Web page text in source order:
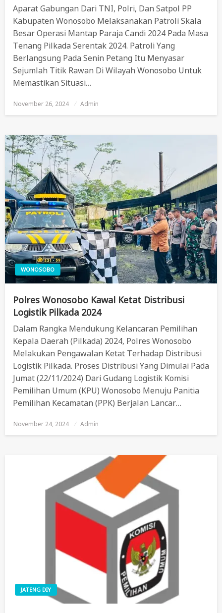
Aparat Gabungan Dari TNI, Polri, Dan Satpol PP
Kabupaten Wonosobo Melaksanakan Patroli Skala
Besar Operasi Mantap Paraja Candi 2024 Pada Masa
Tenang Pilkada Serentak 2024. Patroli Yang
Berlangsung Pada Senin Petang Itu Menyasar
Sejumlah Titik Rawan Di Wilayah Wonosobo Untuk
Memastikan Situasi…
Posted
November 26, 2024 Admin
WONOSOBO
Polres Wonosobo Kawal Ketat Distribusi
Logistik Pilkada 2024
Dalam Rangka Mendukung Kelancaran Pemilihan
Kepala Daerah (Pilkada) 2024, Polres Wonosobo
Melakukan Pengawalan Ketat Terhadap Distribusi
Logistik Pilkada. Proses Distribusi Yang Dimulai Pada
Jumat (22/11/2024) Dari Gudang Logistik Komisi
Pemilihan Umum (KPU) Wonosobo Menuju Panitia
Pemilihan Kecamatan (PPK) Berjalan Lancar…
Posted
November 24, 2024 Admin
JATENG DIY